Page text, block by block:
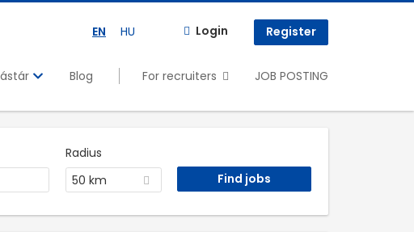
EN HU Login Register
Blog For recruiters JOB POSTING
Radius
50 km